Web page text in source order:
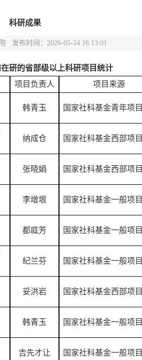
科研成果
发布时间：2026-05-24 16:13:01
研的省部级以上科研项目统计
项目负责人 项目来源
韩青玉 国家社科基金青年项目
纳成仓 国家社科基金西部项目
张晓娟 国家社科基金西部项目
李增垠 国家社科基金一般项目
都庭芳 国家社科基金一般项目
纪兰芬 国家社科基金一般项目
妥洪岩 国家社科基金西部项目
韩青玉 国家社科基金一般项目
吉先才让 国家社科基金一般项目